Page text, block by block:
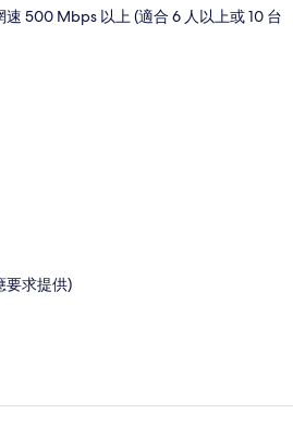
速 500 Mbps 以上 (適合 6 人以上或 10 台
要求提供)